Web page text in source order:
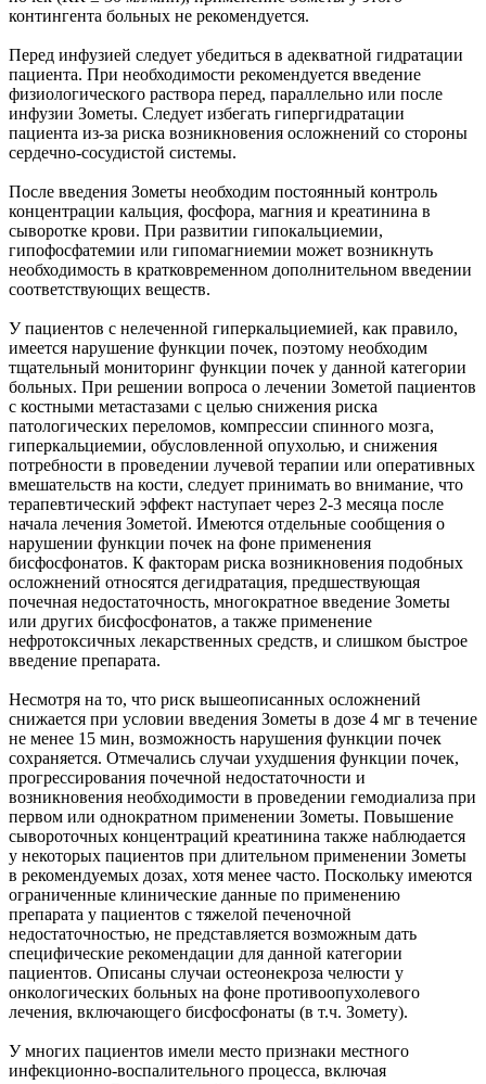
контингента больных не рекомендуется.
Перед инфузией следует убедиться в адекватной гидратации
пациента. При необходимости рекомендуется введение
физиологического раствора перед, параллельно или после
инфузии Зометы. Следует избегать гипергидратации
пациента из-за риска возникновения осложнений со стороны
сердечно-сосудистой системы.
После введения Зометы необходим постоянный контроль
концентрации кальция, фосфора, магния и креатинина в
сыворотке крови. При развитии гипокальциемии,
гипофосфатемии или гипомагниемии может возникнуть
необходимость в кратковременном дополнительном введении
соответствующих веществ.
У пациентов с нелеченной гиперкальциемией, как правило,
имеется нарушение функции почек, поэтому необходим
тщательный мониторинг функции почек у данной категории
больных. При решении вопроса о лечении Зометой пациентов
с костными метастазами с целью снижения риска
патологических переломов, компрессии спинного мозга,
гиперкальциемии, обусловленной опухолью, и снижения
потребности в проведении лучевой терапии или оперативных
вмешательств на кости, следует принимать во внимание, что
терапевтический эффект наступает через 2-3 месяца после
начала лечения Зометой. Имеются отдельные сообщения о
нарушении функции почек на фоне применения
бисфосфонатов. К факторам риска возникновения подобных
осложнений относятся дегидратация, предшествующая
почечная недостаточность, многократное введение Зометы
или других бисфосфонатов, а также применение
нефротоксичных лекарственных средств, и слишком быстрое
введение препарата.
Несмотря на то, что риск вышеописанных осложнений
снижается при условии введения Зометы в дозе 4 мг в течение
не менее 15 мин, возможность нарушения функции почек
сохраняется. Отмечались случаи ухудшения функции почек,
прогрессирования почечной недостаточности и
возникновения необходимости в проведении гемодиализа при
первом или однократном применении Зометы. Повышение
сывороточных концентраций креатинина также наблюдается
у некоторых пациентов при длительном применении Зометы
в рекомендуемых дозах, хотя менее часто. Поскольку имеются
ограниченные клинические данные по применению
препарата у пациентов с тяжелой печеночной
недостаточностью, не представляется возможным дать
специфические рекомендации для данной категории
пациентов. Описаны случаи остеонекроза челюсти у
онкологических больных на фоне противоопухолевого
лечения, включающего бисфосфонаты (в т.ч. Зомету).
У многих пациентов имели место признаки местного
инфекционно-воспалительного процесса, включая